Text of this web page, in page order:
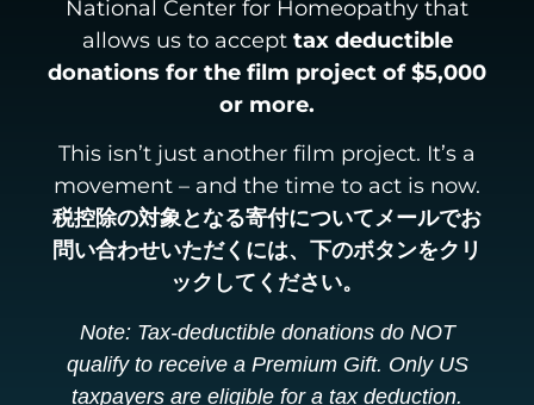
National Center for Homeopathy that
allows us to accept tax deductible
donations for the film project of $5,000
or more.
This isn’t just another film project. It’s a
movement – and the time to act is now.
税控除の対象となる寄付についてメールでお
問い合わせいただくには、下のボタンをクリ
ックしてください。
Note: Tax-deductible donations do NOT
qualify to receive a Premium Gift. Only US
taxpayers are eligible for a tax deduction.